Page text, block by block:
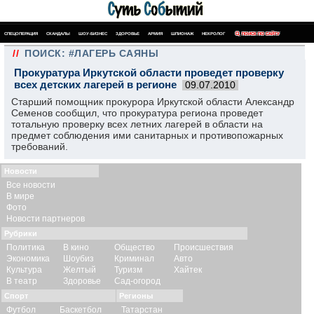
СПЕЦОПЕРАЦИЯ СКАНДАЛЫ ШОУ-БИЗНЕС ЗДОРОВЬЕ АРМИЯ ШПИОНАЖ НЕКРОЛОГ ПОИСК ПО САЙТУ
// ПОИСК: #ЛАГЕРЬ САЯНЫ
Прокуратура Иркутской области проведет проверку
всех детских лагерей в регионе
09.07.2010
Старший помощник прокурора Иркутской области Александр
Семенов сообщил, что прокуратура региона проведет
тотальную проверку всех летних лагерей в области на
предмет соблюдения ими санитарных и противопожарных
требований.
Новости
Все новости
В мире
Фото
Новости партнеров
Рубрики
Политика
Экономика
Культура
В театр
В кино
Шоубиз
Желтый
Здоровье
Общество
Криминал
Туризм
Сад-огород
Происшествия
Авто
Хайтек
Спорт
Футбол
Баскетбол
Регионы
Татарстан